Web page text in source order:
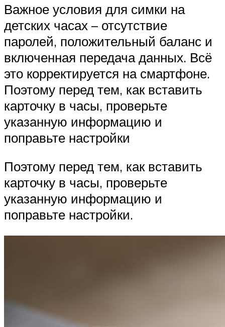
Важное условия для симки на
детских часах – отсутствие
паролей, положительный баланс и
включенная передача данных. Всё
это корректируется на смартфоне.
Поэтому перед тем, как вставить
карточку в часы, проверьте
указанную информацию и
поправьте настройки
Поэтому перед тем, как вставить
карточку в часы, проверьте
указанную информацию и
поправьте настройки.